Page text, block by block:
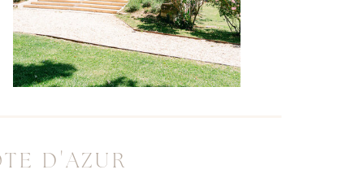
D'AZUR